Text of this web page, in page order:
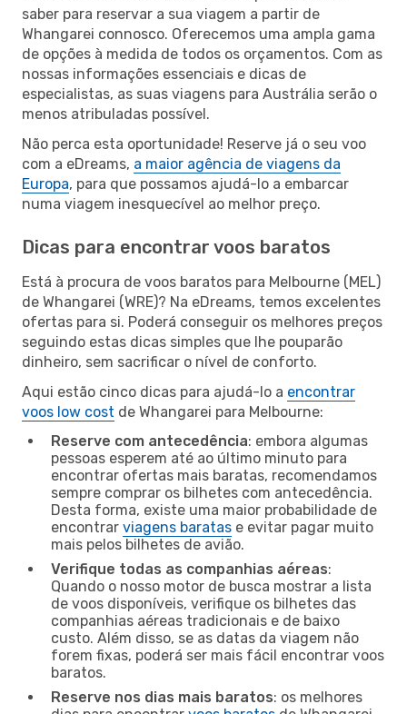
saber para reservar a sua viagem a partir de
Whangarei connosco. Oferecemos uma ampla gama
de opções à medida de todos os orçamentos. Com as
nossas informações essenciais e dicas de
especialistas, as suas viagens para Austrália serão o
menos atribuladas possível.
Não perca esta oportunidade! Reserve já o seu voo
com a eDreams, a maior agência de viagens da
Europa, para que possamos ajudá-lo a embarcar
numa viagem inesquecível ao melhor preço.
Dicas para encontrar voos baratos
Está à procura de voos baratos para Melbourne (MEL)
de Whangarei (WRE)? Na eDreams, temos excelentes
ofertas para si. Poderá conseguir os melhores preços
seguindo estas dicas simples que lhe pouparão
dinheiro, sem sacrificar o nível de conforto.
Aqui estão cinco dicas para ajudá-lo a encontrar
voos low cost de Whangarei para Melbourne:
Reserve com antecedência: embora algumas
pessoas esperem até ao último minuto para
encontrar ofertas mais baratas, recomendamos
sempre comprar os bilhetes com antecedência.
Desta forma, existe uma maior probabilidade de
encontrar viagens baratas e evitar pagar muito
mais pelos bilhetes de avião.
Verifique todas as companhias aéreas:
Quando o nosso motor de busca mostrar a lista
de voos disponíveis, verifique os bilhetes das
companhias aéreas tradicionais e de baixo
custo. Além disso, se as datas da viagem não
forem fixas, poderá ser mais fácil encontrar voos
baratos.
Reserve nos dias mais baratos: os melhores